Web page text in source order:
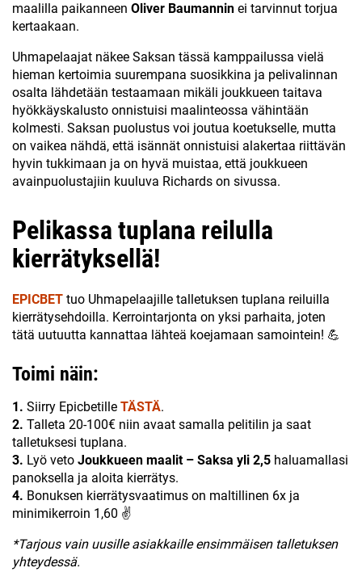
maalilla paikanneen Oliver Baumannin ei tarvinnut torjua
kertaakaan.
Uhmapelaajat näkee Saksan tässä kamppailussa vielä
hieman kertoimia suurempana suosikkina ja pelivalinnan
osalta lähdetään testaamaan mikäli joukkueen taitava
hyökkäyskalusto onnistuisi maalinteossa vähintään
kolmesti. Saksan puolustus voi joutua koetukselle, mutta
on vaikea nähdä, että isännät onnistuisi alakertaa riittävän
hyvin tukkimaan ja on hyvä muistaa, että joukkueen
avainpuolustajiin kuuluva Richards on sivussa.
Pelikassa tuplana reilulla
kierrätyksellä!
EPICBET tuo Uhmapelaajille talletuksen tuplana reiluilla
kierrätysehdoilla. Kerrointarjonta on yksi parhaita, joten
tätä uutuutta kannattaa lähteä koejamaan samointein! 💪
Toimi näin:
1. Siirry Epicbetille TÄSTÄ.
2. Talleta 20-100€ niin avaat samalla pelitilin ja saat
talletuksesi tuplana.
3. Lyö veto Joukkueen maalit – Saksa yli 2,5 haluamallasi
panoksella ja aloita kierrätys.
4. Bonuksen kierrätysvaatimus on maltillinen 6x ja
minimikerroin 1,60 ✌
*Tarjous vain uusille asiakkaille ensimmäisen talletuksen
yhteydessä.